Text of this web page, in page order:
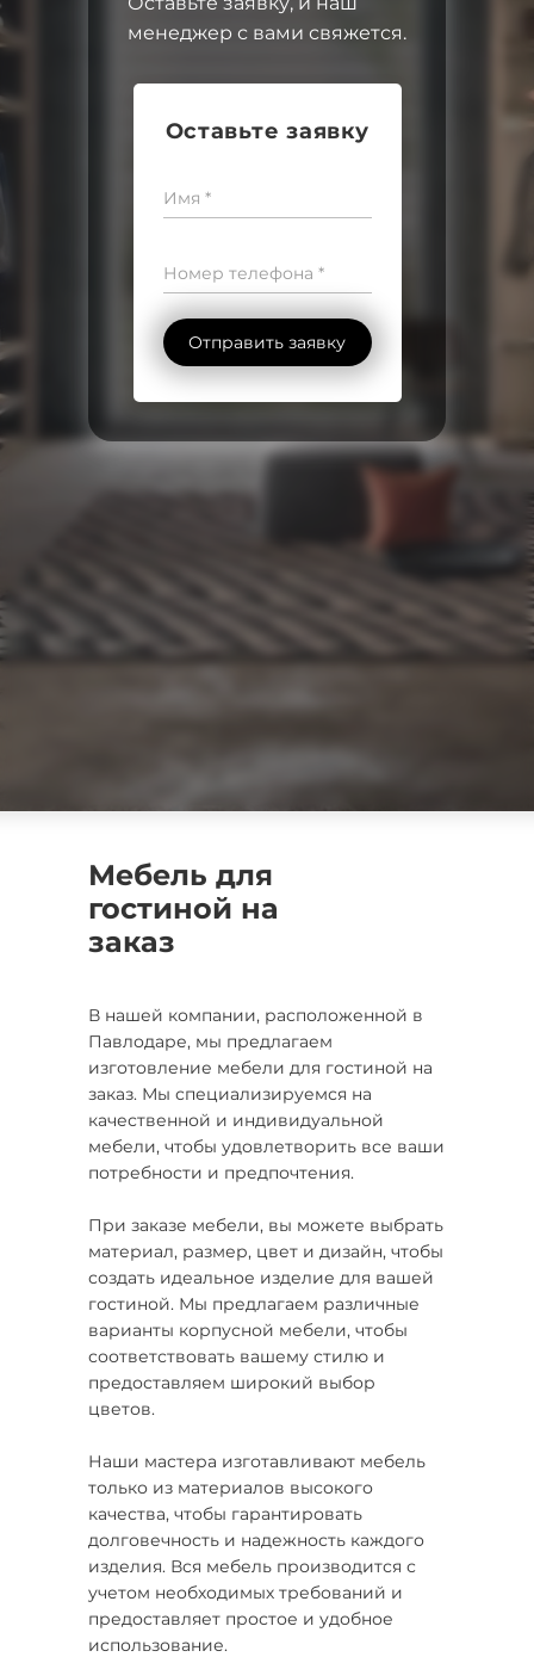
Оставьте заявку
Имя *
Номер телефона *
Отправить заявку
менеджер с вами свяжется.
В нашей компании, расположенной в
Павлодаре, мы предлагаем
изготовление мебели для гостиной на
заказ. Мы специализируемся на
качественной и индивидуальной
мебели, чтобы удовлетворить все ваши
потребности и предпочтения.
При заказе мебели, вы можете выбрать
материал, размер, цвет и дизайн, чтобы
создать идеальное изделие для вашей
гостиной. Мы предлагаем различные
варианты корпусной мебели, чтобы
соответствовать вашему стилю и
предоставляем широкий выбор
цветов.
Наши мастера изготавливают мебель
только из материалов высокого
качества, чтобы гарантировать
долговечность и надежность каждого
изделия. Вся мебель производится с
учетом необходимых требований и
предоставляет простое и удобное
использование.
Мебель для
гостиной на
заказ